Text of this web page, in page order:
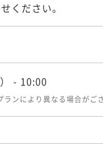
ください。
- 10:00
ンにより異なる場合がご